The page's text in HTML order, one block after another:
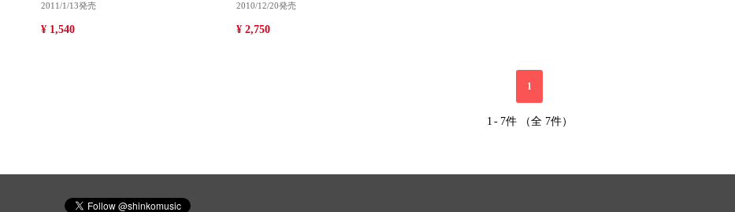
2011/1/13発売
¥ 1,540
2010/12/20発売
¥ 2,750
1
1 - 7件 （全 7件）